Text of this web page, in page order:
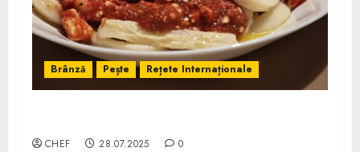
Brânză Pește Rețete Internaționale
CHEF 28.07.2025 0